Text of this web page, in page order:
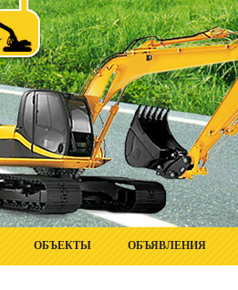
ОБЪЕКТЫ ОБЪЯВЛЕНИЯ